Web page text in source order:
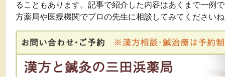
ることもあります。記事で紹介した内容はあくまで一例
方薬局や医療機関でプロの先生に相談してみてください